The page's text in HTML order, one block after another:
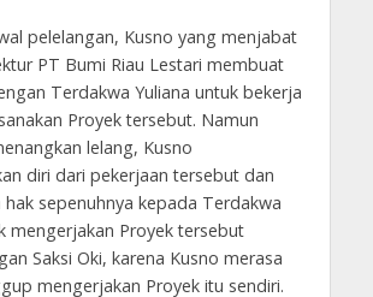
pelelangan, Kusno yang menjabat
PT Bumi Riau Lestari membuat
Terdakwa Yuliana untuk bekerja
Proyek tersebut. Namun
lelang, Kusno
diri dari pekerjaan tersebut dan
sepenuhnya kepada Terdakwa
mengerjakan Proyek tersebut
Saksi Oki, karena Kusno merasa
mengerjakan Proyek itu sendiri.